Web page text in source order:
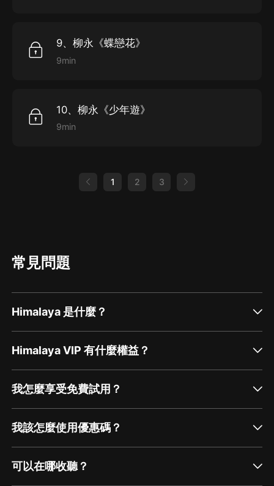
9、柳永《蝶戀花》
9min
10、柳永《少年遊》
9min
1 2 3
常見問題
Himalaya 是什麼？
Himalaya VIP 有什麼權益？
我怎麼享受免費試用？
我該怎麼使用優惠碼？
可以在哪收聽？